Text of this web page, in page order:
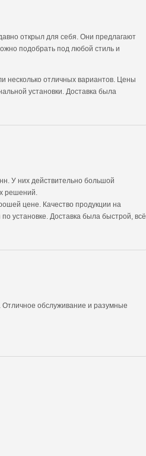
открыл для себя. Они предлагают
подобрать под любой стиль и
несколько отличных вариантов. Цены
установки. Доставка была
У них действительно большой
решений.
цене. Качество продукции на
установке. Доставка была быстрой, всё
Отличное обслуживание и разумные